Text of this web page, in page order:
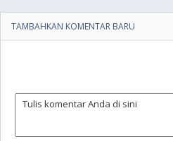
TAMBAHKAN KOMENTAR BARU